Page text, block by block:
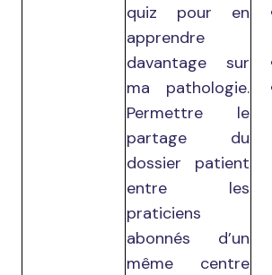
quiz pour en
apprendre
davantage sur
ma pathologie.
Permettre le
partage du
dossier patient
entre les
praticiens
abonnés d’un
même centre